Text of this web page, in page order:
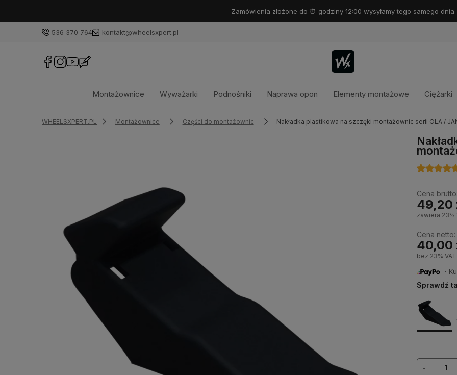
Zamówienia złożone do ⏰ godziny 12:00 wysyłamy tego samego dnia
536 370 764 kontakt@wheelsxpert.pl
Montażownice Wyważarki Podnośniki Naprawa opon Elementy montażowe Ciężarki
WHEELSXPERT.PL Montażownice Części do montażownic Nakładka plastikowa na szczęki montażownic serii OLA /
Cena brutto:
49,20
zawiera
Cena netto:
40,00
bez 23%
・
Sprawdź
-